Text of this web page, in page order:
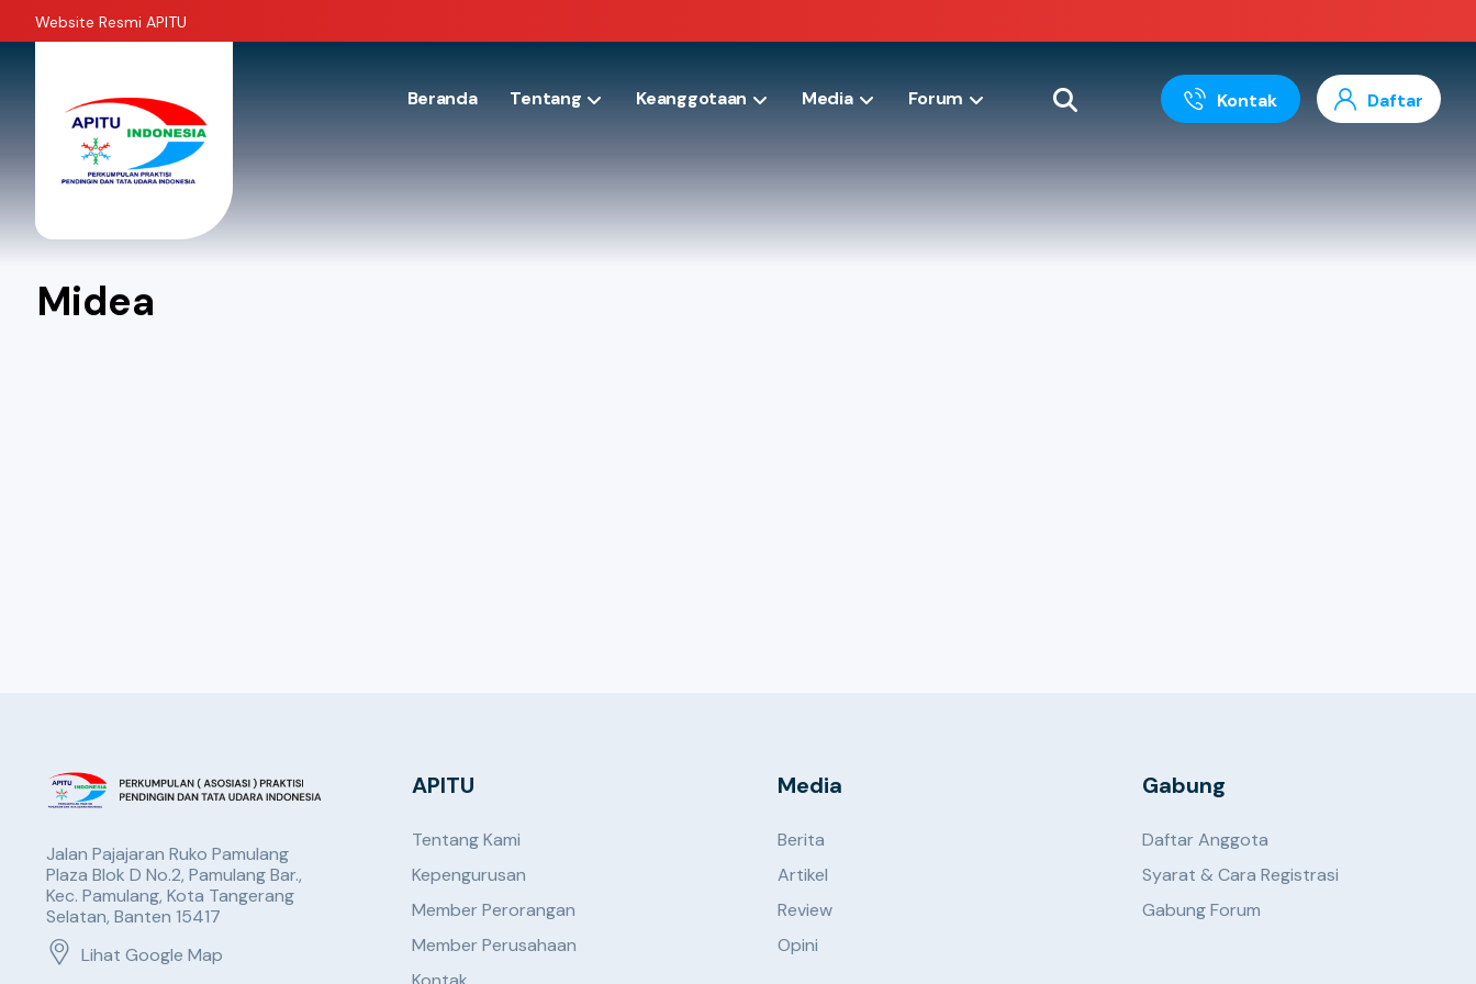
Website Resmi APITU
Beranda Tentang Keanggotaan Media Forum Daftar
Kontak
Midea
Jalan Pajajaran Ruko Pamulang
Plaza Blok D No.2, Pamulang Bar.,
Kec. Pamulang, Kota Tangerang
Selatan, Banten 15417
Lihat Google Map
APITU
Tentang Kami
Kepengurusan
Member Perorangan
Member Perusahaan
Media
Berita
Artikel
Review
Opini
Gabung
Daftar Anggota
Syarat & Cara Registrasi
Gabung Forum